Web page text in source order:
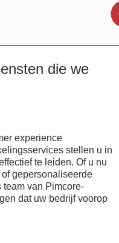
die we
experience
stellen u in
te leiden. Of u nu
gepersonaliseerde
van Pimcore-
dat uw bedrijf voorop